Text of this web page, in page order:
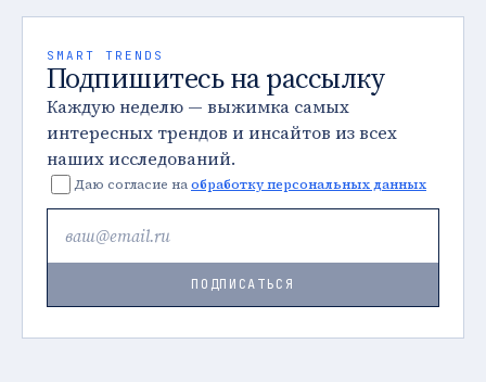
SMART TRENDS
Подпишитесь на рассылку
Каждую неделю — выжимка самых
интересных трендов и инсайтов из всех
наших исследований.
Даю согласие наобработку персональных данных
ПОДПИСАТЬСЯ